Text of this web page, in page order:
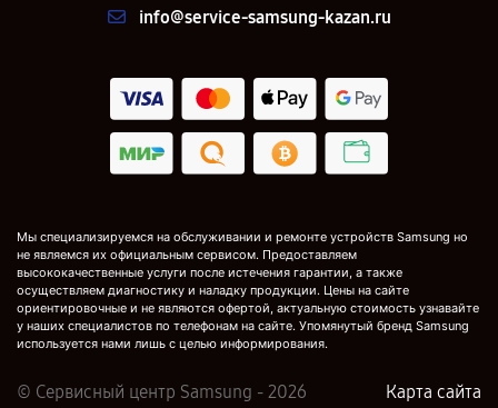
info@service-samsung-kazan.ru
Мы специализируемся на обслуживании и ремонте устройств Samsung но
не являемся их официальным сервисом. Предоставляем
высококачественные услуги после истечения гарантии, а также
осуществляем диагностику и наладку продукции. Цены на сайте
ориентировочные и не являются офертой, актуальную стоимость узнавайте
у наших специалистов по телефонам на сайте. Упомянутый бренд Samsung
используется нами лишь с целью информирования.
© Сервисный центр Samsung - 2026 Карта сайта